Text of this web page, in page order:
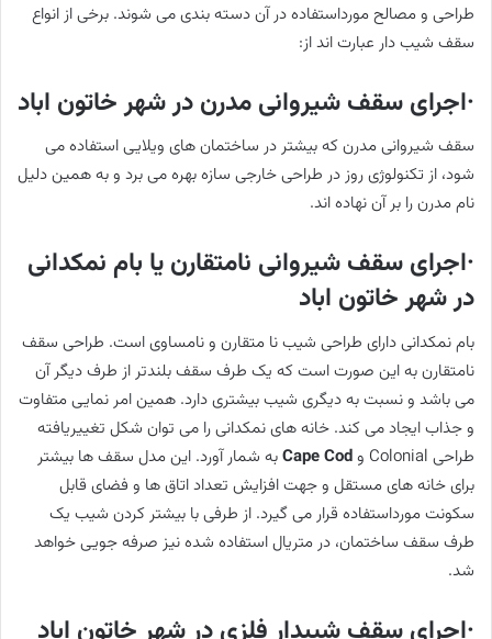
طراحی و مصالح مورداستفاده در آن دسته بندی می شوند. برخی از انواع
سقف شیب دار عبارت اند از:
·اجرای سقف شیروانی مدرن در شهر خاتون اباد
سقف شیروانی مدرن که بیشتر در ساختمان های ویلایی استفاده می
شود، از تکنولوژی روز در طراحی خارجی سازه بهره می برد و به همین دلیل
نام مدرن را بر آن نهاده اند.
·اجرای سقف شیروانی نامتقارن یا بام نمکدانی
در شهر خاتون اباد
بام نمکدانی دارای طراحی شیب نا متقارن و نامساوی است. طراحی سقف
نامتقارن به این صورت است که یک طرف سقف بلندتر از طرف دیگر آن
می باشد و نسبت به دیگری شیب بیشتری دارد. همین امر نمایی متفاوت
و جذاب ایجاد می کند. خانه های نمکدانی را می توان شکل تغییریافته
طراحی Colonial و
Cape Codبه شمار آورد. این مدل سقف ها بیشتر
برای خانه های مستقل و جهت افزایش تعداد اتاق ها و فضای قابل
سکونت مورداستفاده قرار می گیرد. از طرفی با بیشتر کردن شیب یک
طرف سقف ساختمان، در متریال استفاده شده نیز صرفه جویی خواهد
شد.
·اجرای سقف شیبدار فلزی در شهر خاتون اباد